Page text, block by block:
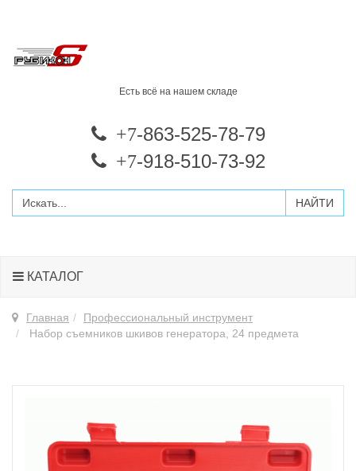
Есть всё на нашем складе
+7-863-525-78-79
+7-918-510-73-92
КАТАЛОГ
Главная
Профессиональный инструмент
Набор съемников шкивов генератора, 24 предмета